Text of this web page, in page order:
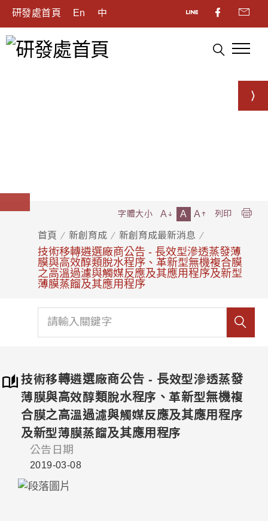
研發處首頁 En 中
首頁 新創育成 新創育成最新消息
技術移轉遴選廠商公告 - 長效型滲透蒸發薄
膜與高效醇類脫水程序、革新型無機複合膜
之高溫過濾與觸媒反應及其應用程序及新型
薄膜蒸餾及其應用程序
字體大小 A A A 列印
技術移轉遴選廠商公告 - 長效型滲透蒸發
薄膜與高效醇類脫水程序、革新型無機複
合膜之高溫過濾與觸媒反應及其應用程序
及新型薄膜蒸餾及其應用程序
公告日期
2019-03-08